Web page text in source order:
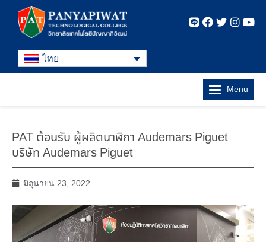
ไทย
Menu
PAT ต้อนรับ ผู้ผลิตนาฬิกา Audemars Piguet
บริษัท Audemars Piguet
มิถุนายน 23, 2022